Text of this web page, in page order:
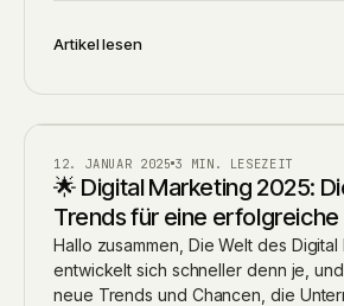
Artikel lesen
BLOG
12. JANUAR 2025 3 MIN. LESEZEIT
🌟 Digital Marketing 2025:
Trends für eine erfolgreiche
Hallo zusammen, Die Welt des Digital
entwickelt sich schneller denn je,
neue Trends und Chancen, die